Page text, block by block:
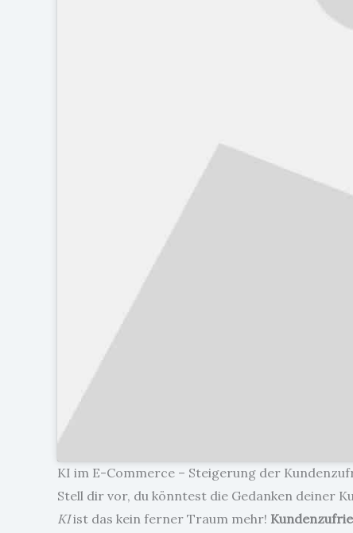
KI im E-Commerce – Steigerung der
Stell dir vor, du könntest die Gedanken deiner
KIist das kein ferner Traum mehr!